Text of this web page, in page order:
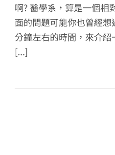
啊? 醫學系，算是一個相
面的問題可能你也曾經
分鐘左右的時間，來介紹
[...]